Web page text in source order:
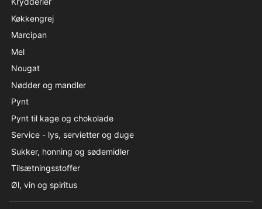
Køkkengrej
Marcipan
Mel
Nougat
Nødder og mandler
Pynt
Pynt til kage og chokolade
Service - lys, servietter og duge
Sukker, honning og sødemidler
Tilsætningsstoffer
Øl, vin og spiritus